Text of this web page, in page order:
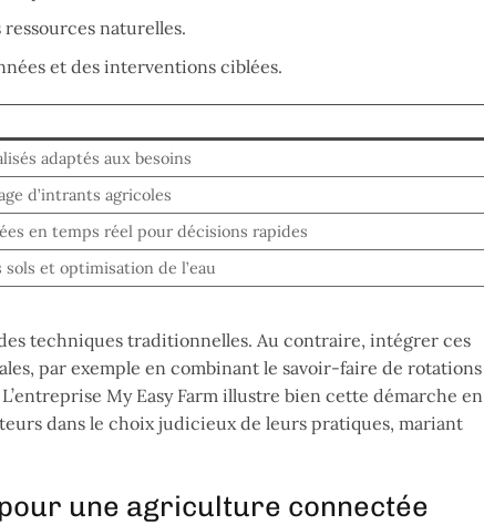
naturelles.
et des interventions ciblées.
adaptés aux besoins
d’intrants agricoles
en temps réel pour décisions rapides
sols et optimisation de l’eau
techniques traditionnelles. Au contraire, intégrer ces
par exemple en combinant le savoir-faire de rotations
My Easy Farm illustre bien cette démarche en
dans le choix judicieux de leurs pratiques, mariant
une agriculture connectée